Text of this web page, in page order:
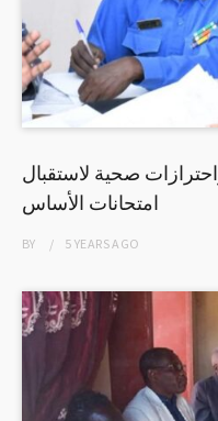
صحية لاستقبال
امتحانات الأساس
BY 5 YEARSAGO